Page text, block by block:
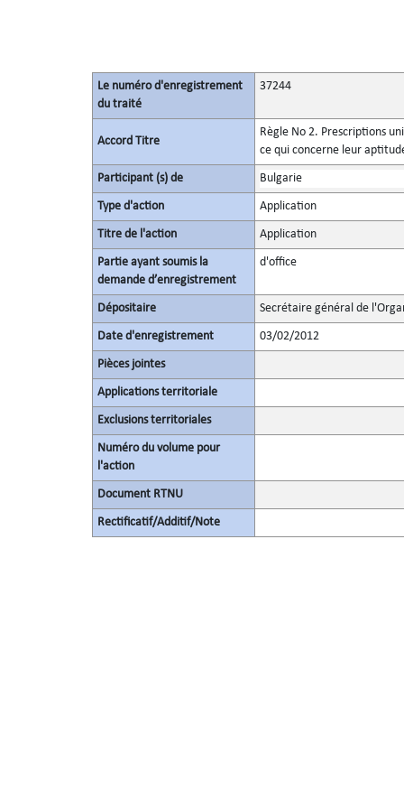
Le numéro d'enregistrement
du traité
37244
Accord Titre
Règle No 2. Prescriptions
ce qui concerne leur
Participant (s) de Bulgarie
Type d'action Application
Titre de l'action Application
Partie ayant soumis la
demande d’enregistrement
d'office
Dépositaire Secrétaire général de
Date d'enregistrement 03/02/2012
Pièces jointes
Applications territoriale
Exclusions territoriales
Numéro du volume pour
l'action
Document RTNU
Rectificatif/Additif/Note